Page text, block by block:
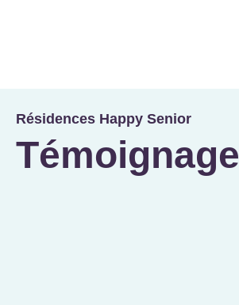
Résidences Happy Senior
Témoignage